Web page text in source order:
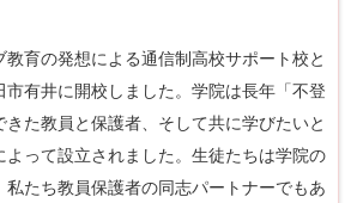
育の発想による通信制高校サポート校と
市有井に開校しました。学院は長年「不登
た教員と保護者、そして共に学びたいと
よって設立されました。生徒たちは学院の
たち教員保護者の同志パートナーでもあ